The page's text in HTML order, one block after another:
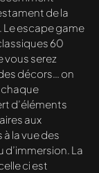
de la
Le escape game
60
vous serez
décors… on
d’éléments
aux
la vue des
d’immersion. La
ci est